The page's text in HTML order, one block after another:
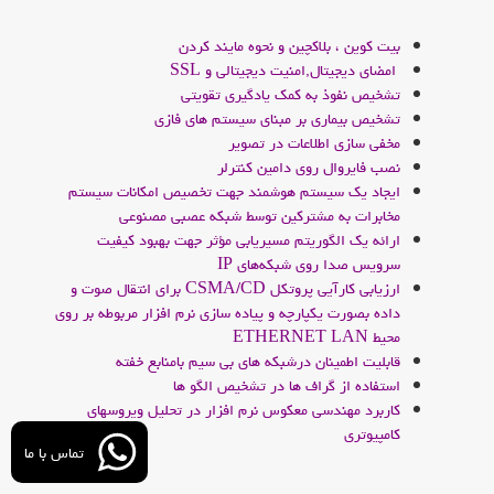
آموزش برنامه نویسی با فلاتر
نرم افزارهای توسعه موبایل
درس برنامه سازی پیشرفته
تجزیه و تحلیل سیستم ها
شبیه سازی کامپیوتری
کار راه شغلی
بانک های اطلاعاتی
آزمایشگاه سیستم عامل
بیت کوین ، بلاکچین و نحوه مایند کردن
امضای دیجیتال,امنیت دیجیتالی و SSL
تشخیص نفوذ به ‌کمک یادگیری تقویتی
تشخیص بیماری بر مبنای سیستم های فازی
مخفي سازي اطلاعات در تصوير
نصب فایروال روی دامین کنترلر
ایجاد یک سیستم هوشمند جهت تخصیص امکانات سیستم
مخابرات به مشترکین توسط شبکه عصبی مصنوعی
ارائه یک الگوریتم مسیریابی مؤثر جهت بهبود کیفیت
سرویس صدا روی شبکه‌های IP
ارزیابی کارآیی پروتکل CSMA/CD برای انتقال صوت و
داده بصورت یکپارچه و پیاده سازی نرم افزار مربوطه بر روی
محیط ETHERNET LAN
قابلیت اطمینان درشبکه های بی سیم بامنابع خفته
استفاده از گراف ها در تشخیص الگو ها
کاربرد مهندسی معکوس نرم افزار در تحلیل ویروسهای
کامپیوتری
تماس با ما